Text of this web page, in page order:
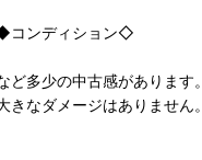
コンディション◇
ど多少の中古感があります。
きなダメージはありません。